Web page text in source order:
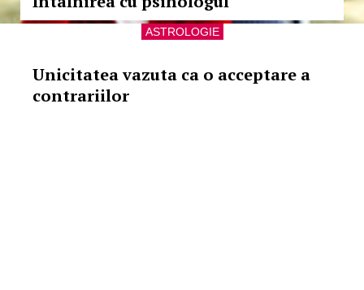
ASTROLOGIE
Unicitatea vazuta ca o acceptare a
contrariilor